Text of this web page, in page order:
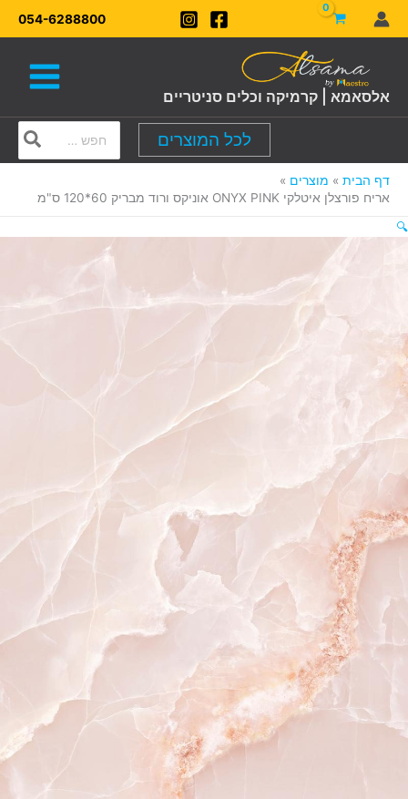
דילוג
לתוכן
054-6288800
אלסאמא | קרמיקה וכלים סניטריים
לכל המוצרים
for:
דף הבית
מוצרים
אריח פורצלן איטלקי ONYX PINK אוניקס ורוד מבריק 60*120 ס"מ
🔍